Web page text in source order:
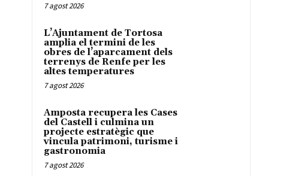
7 agost 2026
L’Ajuntament de Tortosa
amplia el termini de les
obres de l’aparcament dels
terrenys de Renfe per les
altes temperatures
7 agost 2026
Amposta recupera les Cases
del Castell i culmina un
projecte estratègic que
vincula patrimoni, turisme i
gastronomia
7 agost 2026